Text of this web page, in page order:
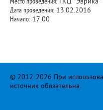
Дата проведения: 13.02.2016
Начало: 17.00
© 2012-2026 При
источник обязательна.